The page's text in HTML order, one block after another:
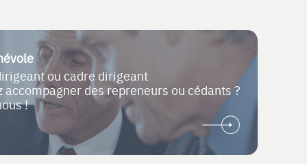
ou cadre dirigeant
accompagner des repreneurs ou cédants ?
!